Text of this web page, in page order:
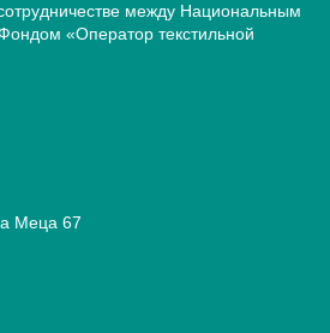
между Национальным
«Оператор текстильной
Меца 67